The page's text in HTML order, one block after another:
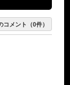
コメント（0件）